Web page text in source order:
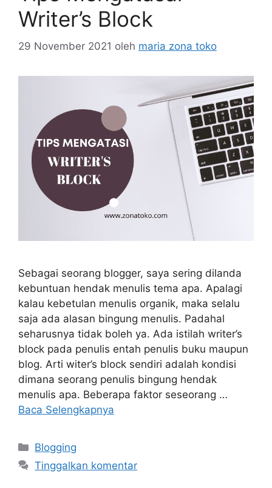
Writer’s Block
29 November 2021 oleh maria zona toko
Sebagai seorang blogger, saya sering dilanda
kebuntuan hendak menulis tema apa. Apalagi
kalau kebetulan menulis organik, maka selalu
saja ada alasan bingung menulis. Padahal
seharusnya tidak boleh ya. Ada istilah writer’s
block pada penulis entah penulis buku maupun
blog. Arti witer’s block sendiri adalah kondisi
dimana seorang penulis bingung hendak
menulis apa. Beberapa faktor seseorang …
Baca Selengkapnya
Kategori
Blogging
Tinggalkan komentar